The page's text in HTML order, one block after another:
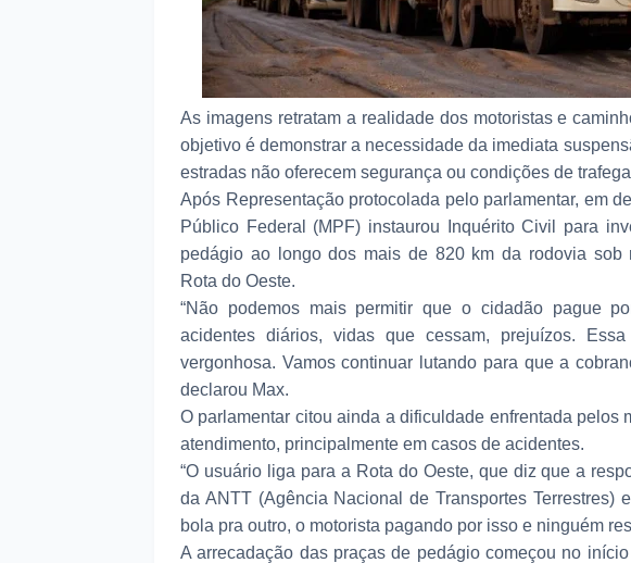
As imagens retratam a realidade dos motoristas e
objetivo é demonstrar a necessidade da imediata
estradas não oferecem segurança ou condições de
Após Representação protocolada pelo parlamentar, em
Público Federal (MPF) instaurou Inquérito Civil para
pedágio ao longo dos mais de 820 km da rodovia sob
Rota do Oeste.
“Não podemos mais permitir que o cidadão pague
acidentes diários, vidas que cessam, prejuízos.
vergonhosa. Vamos continuar lutando para que a
declarou Max.
O parlamentar citou ainda a dificuldade enfrentada pelos
atendimento, principalmente em casos de acidentes.
“O usuário liga para a Rota do Oeste, que diz que a
da ANTT (Agência Nacional de Transportes Terrestres)
bola pra outro, o motorista pagando por isso e ninguém
A arrecadação das praças de pedágio começou no